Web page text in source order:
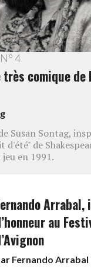
4
comique de
Susan Sontag,
d'été" de
jeu en 1991.
Arrabal,
au
Fernando Arrabal